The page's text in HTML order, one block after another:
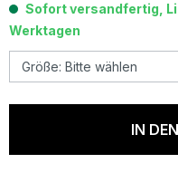
Sofort versandfertig,
Werktagen
IN